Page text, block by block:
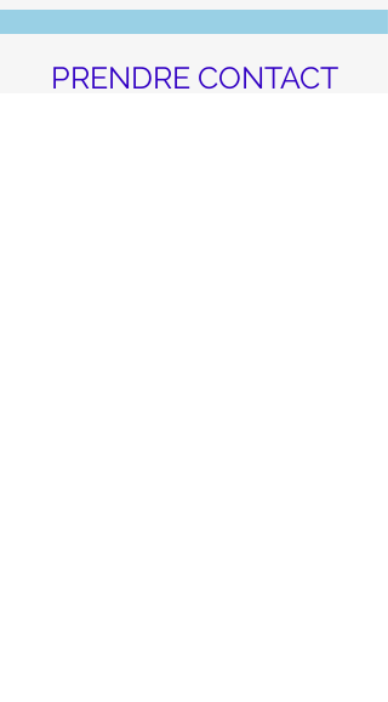
PRENDRE CONTACT